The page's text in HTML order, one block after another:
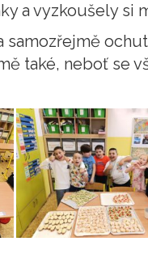
a vyzkoušely si
také, neboť se